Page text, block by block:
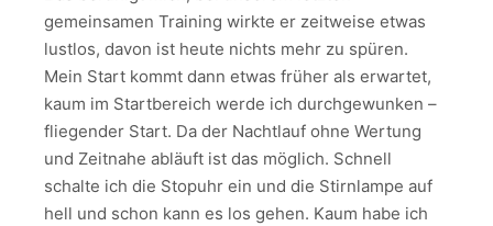
gemeinsamen Training wirkte er zeitweise etwas
lustlos, davon ist heute nichts mehr zu spüren.
Mein Start kommt dann etwas früher als erwartet,
kaum im Startbereich werde ich durchgewunken –
fliegender Start. Da der Nachtlauf ohne Wertung
und Zeitnahe abläuft ist das möglich. Schnell
schalte ich die Stopuhr ein und die Stirnlampe auf
hell und schon kann es los gehen. Kaum habe ich